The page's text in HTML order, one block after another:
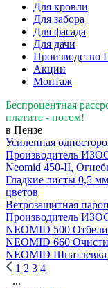
Для кровли
Для забора
Для фасада
Для дачи
Производство
Акции
Монтаж
Беспроцентная
платите - потом!
в Пензе
Усиленная
Производитель
Neomid 450-II,
Гладкие листы 0,5 мм
цветов
Ветрозащитная
Производитель
NEOMID 500
NEOMID 660
NEOMID Шпатлевка
1 2 3 4
...